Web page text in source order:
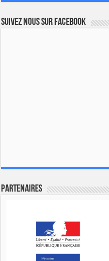
Suivez nous sur Facebook
Partenaires